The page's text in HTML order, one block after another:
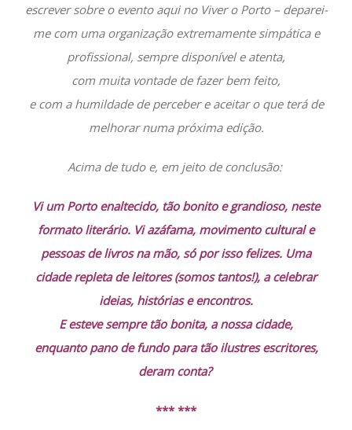
escrever sobre o evento aqui no Viver o Porto – deparei-
me com uma organização extremamente simpática e
profissional, sempre disponível e atenta,
com muita vontade de fazer bem feito,
e com a humildade de perceber e aceitar o que terá de
melhorar numa próxima edição.
Acima de tudo e, em jeito de conclusão:
Vi um Porto enaltecido, tão bonito e grandioso, neste
formato literário. Vi azáfama, movimento cultural e
pessoas de livros na mão, só por isso felizes. Uma
cidade repleta de leitores (somos tantos!), a celebrar
ideias, histórias e encontros.
E esteve sempre tão bonita, a nossacidade,
enquanto pano de fundo para tão ilustres escritores,
deram conta?
*** ***